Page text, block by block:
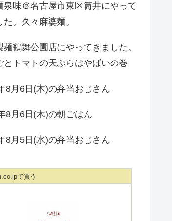
泉味＠名古屋市東区筒井にやって
た。久々麻婆麺。
麺鶴舞公園店にやってきました。
とトマトの天ぷらはやばいの巻
8月6日(木)の弁当おじさん
8月6日(木)の朝ごはん
8月5日(水)の弁当おじさん
で買う